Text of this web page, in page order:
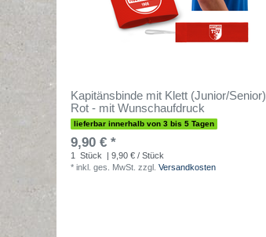
Kapitänsbinde mit Klett (Junior/Senior)
Rot - mit Wunschaufdruck
lieferbar innerhalb von 3 bis 5 Tagen
9,90 € *
1 Stück
| 9,90 € / Stück
* inkl. ges. MwSt. zzgl. Versandkosten